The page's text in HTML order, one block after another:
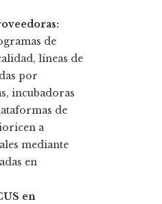
de
líneas de
por
incubadoras
de
a
mediante
en
en